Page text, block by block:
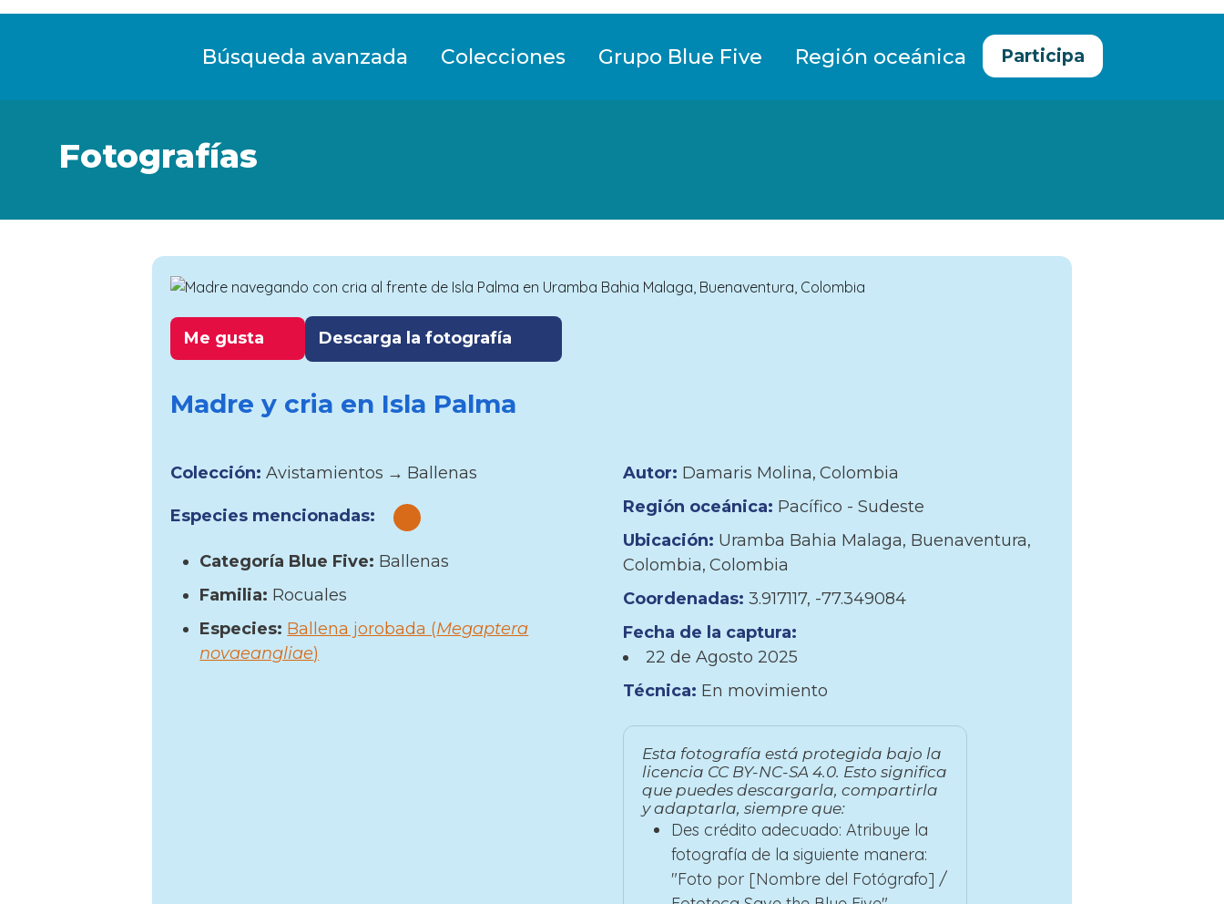
Fototeca
Búsqueda avanzada Colecciones Grupo Blue Five Región oceánica Participa
Fotografías
Me gusta Descarga la fotografía
Madre y cria en Isla Palma
Colección:Avistamientos → Ballenas
Especies mencionadas:
Categoría Blue Five: Ballenas
Familia: Rocuales
Especies: Ballena jorobada (Megaptera
novaeangliae)
Autor: Damaris Molina Colombia
Región oceánica: Pacífico - Sudeste
Ubicación: Uramba Bahia Malaga, Buenaventura,
Colombia Colombia
Coordenadas: 3.917117, -77.349084
Fecha de la captura:
22 de Agosto 2025
Técnica: En movimiento
Esta fotografía está protegida bajo la
licencia CC BY-NC-SA 4.0. Esto significa
que puedes descargarla, compartirla
y adaptarla, siempre que:
Des crédito adecuado: Atribuye la
fotografía de la siguiente manera:
"Foto por [Nombre del Fotógrafo] /